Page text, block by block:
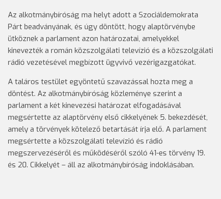
Az alkotmánybíróság ma helyt adott a Szociáldemokrata
Párt beadványának, és úgy döntött, hogy alaptörvénybe
ütköznek a parlament azon határozatai, amelyekkel
kinevezték a román közszolgálati televízió és a közszolgálati
rádió vezetésével megbízott ügyvivő vezérigazgatókat.
A taláros testület egyöntetű szavazással hozta meg a
döntést. Az alkotmánybíróság közleménye szerint a
parlament a két kinevezési határozat elfogadásával
megsértette az alaptörvény első cikkelyének 5. bekezdését,
amely a törvények kötelező betartását írja elő. A parlament
megsértette a közszolgálati televízió és rádió
megszervezéséről és működéséről szóló 41-es törvény 19.
és 20. Cikkelyét – áll az alkotmánybíróság indoklásában.